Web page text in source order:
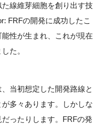
線維芽細胞を創り出す技
FRFの開発に成功したこ
性が生まれ、これが現在
た。
当初想定した開発路線と
多々あります。しかしな
ったりします。 FRFの発